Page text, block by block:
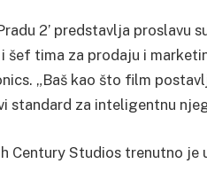
2’ predstavlja proslavu
šef tima za prodaju i
„Baš kao što film
standard za inteligentnu
Century Studios trenutno je